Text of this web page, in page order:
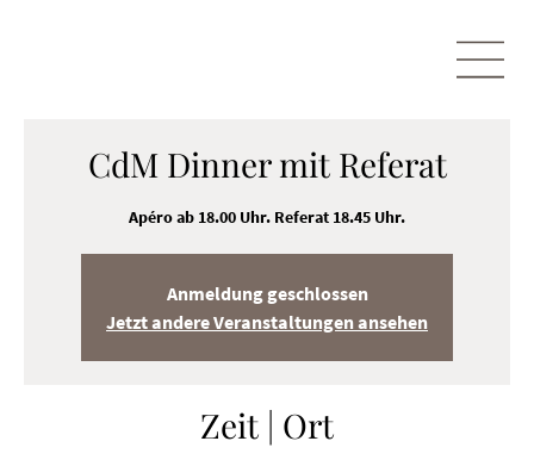
CdM Dinner mit Referat
Apéro ab 18.00 Uhr. Referat 18.45 Uhr.
Anmeldung geschlossen
Jetzt andere Veranstaltungen ansehen
Zeit | Ort